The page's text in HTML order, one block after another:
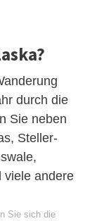
durch die
Sie neben
Steller-
viele andere
Sie sich die